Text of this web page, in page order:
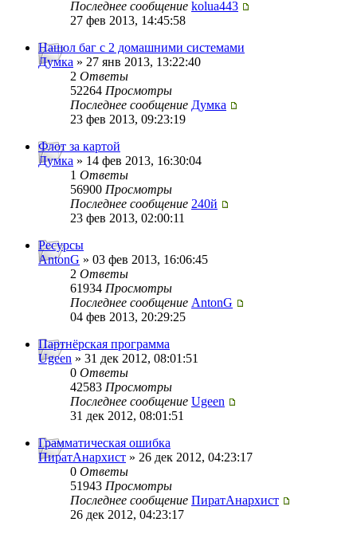
Последнее сообщение kolua443
27 фев 2013, 14:45:58
Нашол баг с 2 домашними системами
Думка » 27 янв 2013, 13:22:40
2 Ответы
52264 Просмотры
Последнее сообщение Думка
23 фев 2013, 09:23:19
Флот за картой
Думка » 14 фев 2013, 16:30:04
1 Ответы
56900 Просмотры
Последнее сообщение 240й
23 фев 2013, 02:00:11
Ресурсы
AntonG » 03 фев 2013, 16:06:45
2 Ответы
61934 Просмотры
Последнее сообщение AntonG
04 фев 2013, 20:29:25
Партнёрская программа
Ugeen » 31 дек 2012, 08:01:51
0 Ответы
42583 Просмотры
Последнее сообщение Ugeen
31 дек 2012, 08:01:51
Грамматическая ошибка
ПиратАнархист » 26 дек 2012, 04:23:17
0 Ответы
51943 Просмотры
Последнее сообщение ПиратАнархист
26 дек 2012, 04:23:17